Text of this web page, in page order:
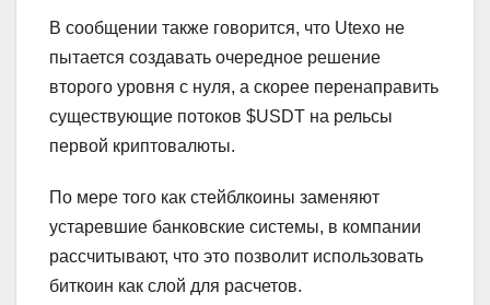
В сообщении также говорится, что Utexo не
пытается создавать очередное решение
второго уровня с нуля, а скорее перенаправить
существующие потоков $USDT на рельсы
первой криптовалюты.
По мере того как стейблкоины заменяют
устаревшие банковские системы, в компании
рассчитывают, что это позволит использовать
биткоин как слой для расчетов.